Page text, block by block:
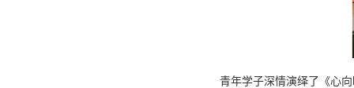
青年学子深情演绎了《心